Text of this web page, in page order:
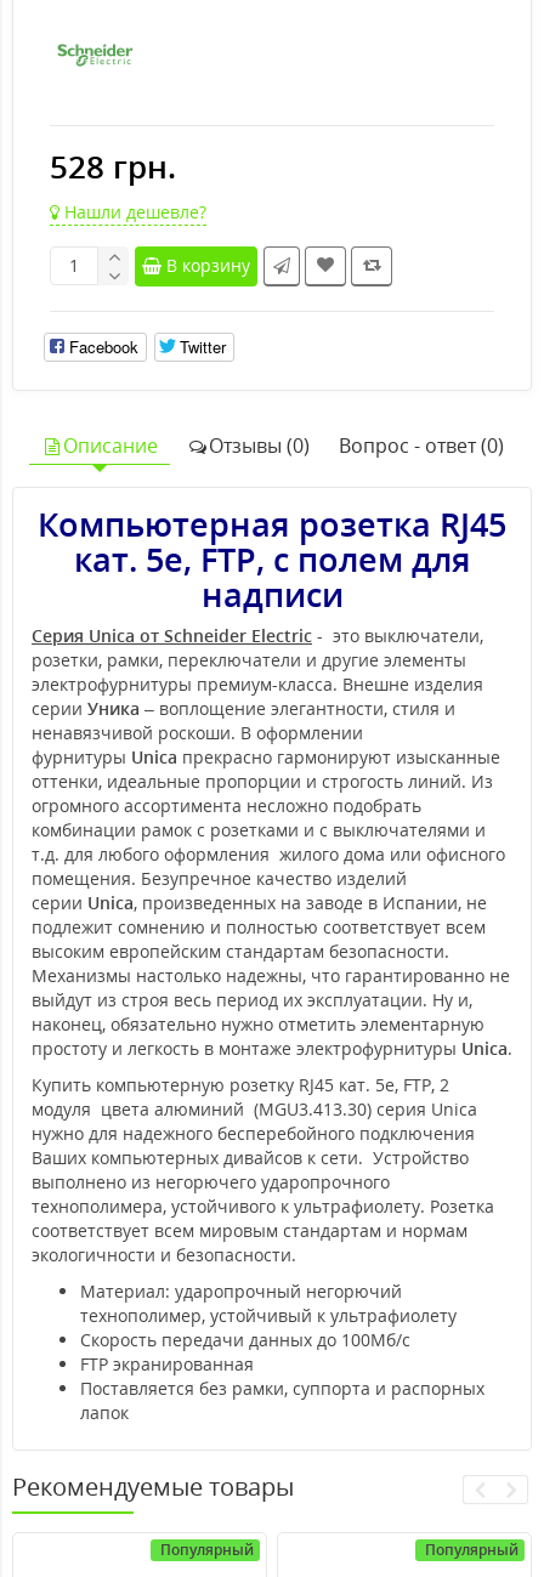
528 грн.
Нашли дешевле?
В корзину
Facebook Twitter
Описание Отзывы (0) Вопрос - ответ (0)
Компьютерная розетка RJ45
кат. 5е, FTP, с полем для
надписи
Серия Unica от Schneider Electric - это выключатели,
розетки, рамки, переключатели и другие элементы
электрофурнитуры премиум-класса. Внешне изделия
серии Уника – воплощение элегантности, стиля и
ненавязчивой роскоши. В оформлении
фурнитуры Unica прекрасно гармонируют изысканные
оттенки, идеальные пропорции и строгость линий. Из
огромного ассортимента несложно подобрать
комбинации рамок с розетками и с выключателями и
т.д. для любого оформления жилого дома или офисного
помещения. Безупречное качество изделий
серии Unica, произведенных на заводе в Испании, не
подлежит сомнению и полностью соответствует всем
высоким европейским стандартам безопасности.
Механизмы настолько надежны, что гарантированно не
выйдут из строя весь период их эксплуатации. Ну и,
наконец, обязательно нужно отметить элементарную
простоту и легкость в монтаже электрофурнитуры Unica.
Купить компьютерную розетку RJ45 кат. 5е, FTP, 2
модуля цвета алюминий (MGU3.413.30) серия Unica
нужно для надежного бесперебойного подключения
Ваших компьютерных дивайсов к сети. Устройство
выполнено из негорючего ударопрочного
технополимера, устойчивого к ультрафиолету. Розетка
соответствует всем мировым стандартам и нормам
экологичности и безопасности.
Материал: ударопрочный негорючий
технополимер, устойчивый к ультрафиолету
Скорость передачи данных до 100Мб/с
FTP экранированная
Поставляется без рамки, суппорта и распорных
лапок
Рекомендуемые товары
Популярный Популярный